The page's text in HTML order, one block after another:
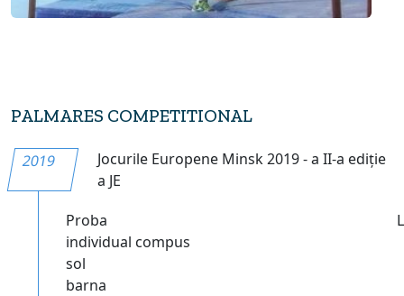
PALMARES COMPETITIONAL
2019
Jocurile Europene Minsk 2019 - a II-a ediție
a JE
Proba
individual compus
sol
barna